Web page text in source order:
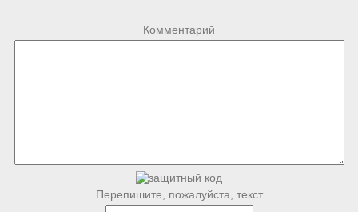
Комментарий
Перепишите, пожалуйста, текст